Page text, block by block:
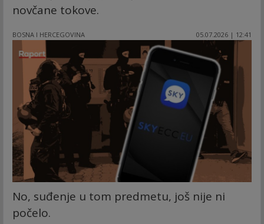
novčane tokove.
BOSNA I HERCEGOVINA 05.07.2026 | 12:41
No, suđenje u tom predmetu, još nije ni
počelo.